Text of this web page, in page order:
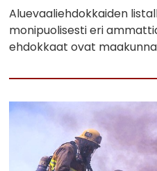
Aluevaaliehdokkaiden
monipuolisesti eri
ehdokkaat ovat